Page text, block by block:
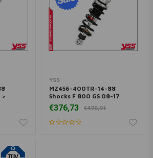
>
YSS
MZ456-400TR-14-88
Shocks F 800 GS 08-17
€376,73 €470,91